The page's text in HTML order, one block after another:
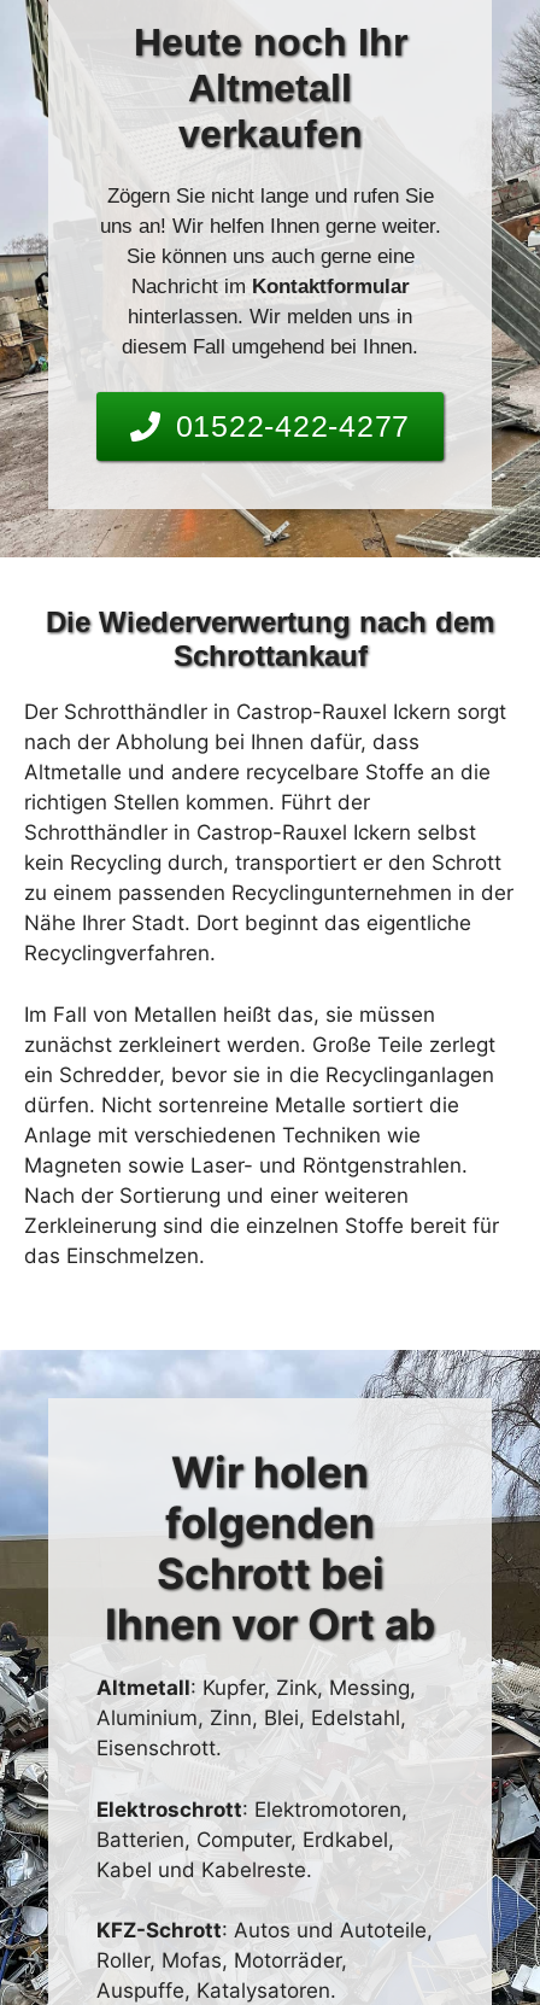
Heutenoch Ihr
Altmetall
verkaufen
Zögern Sie nicht lange und rufen Sie
uns an! Wir helfen Ihnen gerne weiter.
Sie können uns auch gerne eine
Nachricht im Kontaktformular
hinterlassen. Wir melden uns in
diesem Fall umgehend bei Ihnen.
01522-422-4277
Die Wiederverwertung nach dem
Schrottankauf
Der Schrotthändler in Castrop-Rauxel Ickern sorgt
nach der Abholung bei Ihnen dafür, dass
Altmetalle und andere recycelbare Stoffe an die
richtigen Stellen kommen. Führt der
Schrotthändler in Castrop-Rauxel Ickern selbst
kein Recycling durch, transportiert er den Schrott
zu einem passenden Recyclingunternehmen in der
Nähe Ihrer Stadt. Dort beginnt das eigentliche
Recyclingverfahren.
Im Fall von Metallen heißt das, sie müssen
zunächst zerkleinert werden. Große Teile zerlegt
ein Schredder, bevor sie in die Recyclinganlagen
dürfen. Nicht sortenreine Metalle sortiert die
Anlage mit verschiedenen Techniken wie
Magneten sowie Laser- und Röntgenstrahlen.
Nach der Sortierung und einer weiteren
Zerkleinerung sind die einzelnen Stoffe bereit für
das Einschmelzen.
Wir holen
folgenden
Schrott bei
Ihnen vor Ort ab
Altmetall: Kupfer, Zink, Messing,
Aluminium, Zinn, Blei, Edelstahl,
Eisenschrott.
Elektroschrott: Elektromotoren,
Batterien, Computer, Erdkabel,
Kabel und Kabelreste.
KFZ-Schrott: Autos und Autoteile,
Roller, Mofas, Motorräder,
Auspuffe, Katalysatoren.